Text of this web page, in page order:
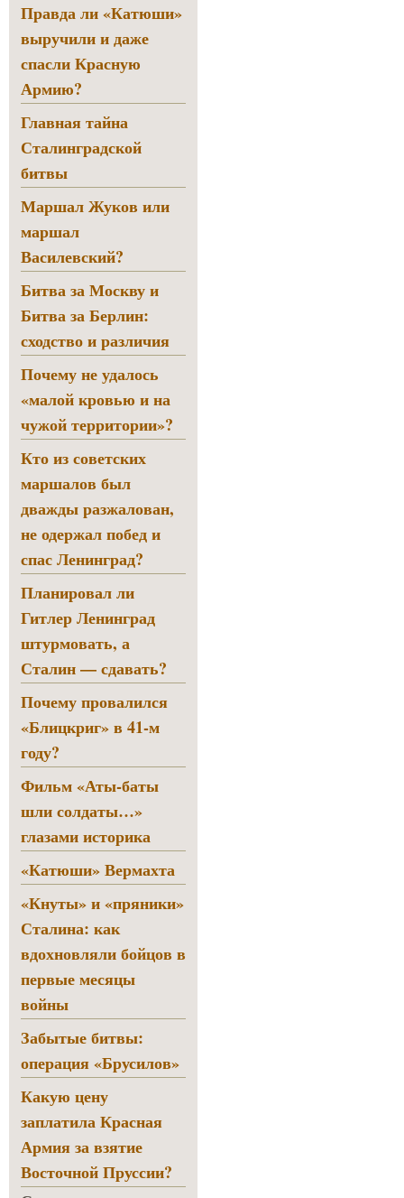
Правда ли «Катюши»
выручили и даже
спасли Красную
Армию?
Главная тайна
Сталинградской
битвы
Маршал Жуков или
маршал
Василевский?
Битва за Москву и
Битва за Берлин:
сходство и различия
Почему не удалось
«малой кровью и на
чужой территории»?
Кто из советских
маршалов был
дважды разжалован,
не одержал побед и
спас Ленинград?
Планировал ли
Гитлер Ленинград
штурмовать, а
Сталин — сдавать?
Почему провалился
«Блицкриг» в 41-м
году?
Фильм «Аты-баты
шли солдаты…»
глазами историка
«Катюши» Вермахта
«Кнуты» и «пряники»
Сталина: как
вдохновляли бойцов в
первые месяцы
войны
Забытые битвы:
операция «Брусилов»
Какую цену
заплатила Красная
Армия за взятие
Восточной Пруссии?